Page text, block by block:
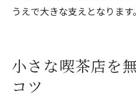
うえで大きな支えとなります。
小さな喫茶店を
コツ